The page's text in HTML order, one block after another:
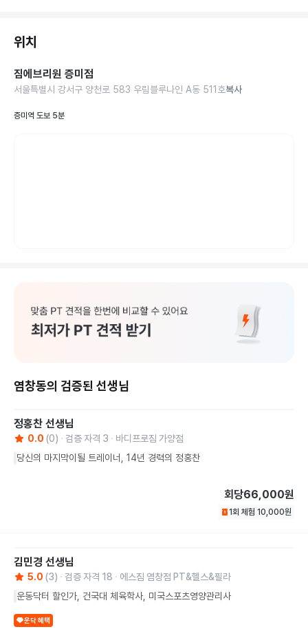
위치
짐에브리원 증미점
서울특별시 강서구 양천로 583 우림블루나인 A동 511호복사
증미역 도보 5분
염창동의 검증된 선생님
정홍찬 선생님
0.0 (0) 검증 자격 3
바디프로짐 가양점
당신의 마지막이될 트레이너, 14년 경력의 정홍찬
회당66,000원
1회 체험 10,000원
김민경 선생님
5.0 (3) 검증 자격 18
에스짐 염창점 PT&헬스&필라
운동닥터 할인가, 건국대 체육학사, 미국스포츠영양관리사
운닥 혜택